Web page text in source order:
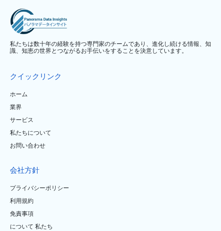
私たちは数十年の経験を持つ専門家のチームであり、進化し続ける情報、知
識、知恵の世界とつながるお手伝いをすることを決意しています。
クイックリンク
ホーム
業界
サービス
私たちについて
お問い合わせ
会社方針
プライバシーポリシー
利用規約
免責事項
について 私たち